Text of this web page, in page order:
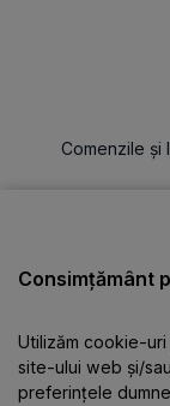
Comenzile și
Catalog
Despre
Consimțământ
Utilizăm cookie-
site-ului web și/
preferințele